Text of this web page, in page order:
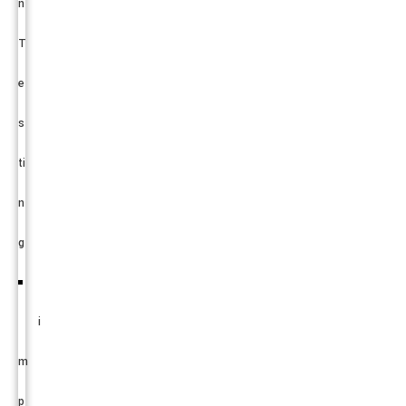
n
T
e
s
ti
n
g
i
m
p